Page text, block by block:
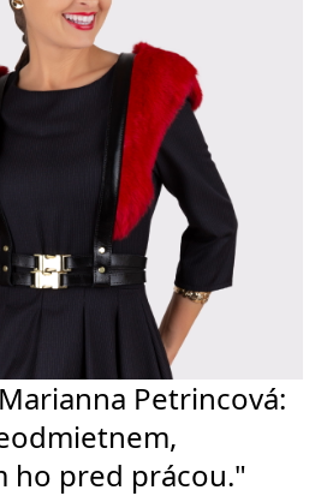
Petrincová:
ho pred prácou."